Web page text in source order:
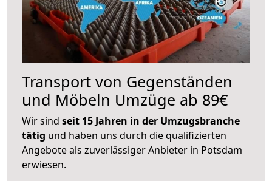
Transport von Gegenständen
und Möbeln Umzüge ab 89€
Wir sind seit 15 Jahren in der Umzugsbranche
tätig und haben uns durch die qualifizierten
Angebote als zuverlässiger Anbieter in Potsdam
erwiesen.